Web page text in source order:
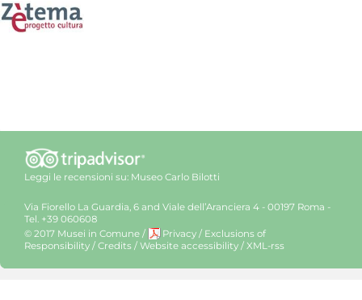
Leggi le recensioni su: Museo Carlo Bilotti
Via Fiorello La Guardia, 6 and Viale dell’Aranciera 4 - 00197 Roma -
Tel. +39 060608
© 2017 Musei in Comune / Privacy / Exclusions of
Responsibility / Credits / Website accessibility / XML-rss